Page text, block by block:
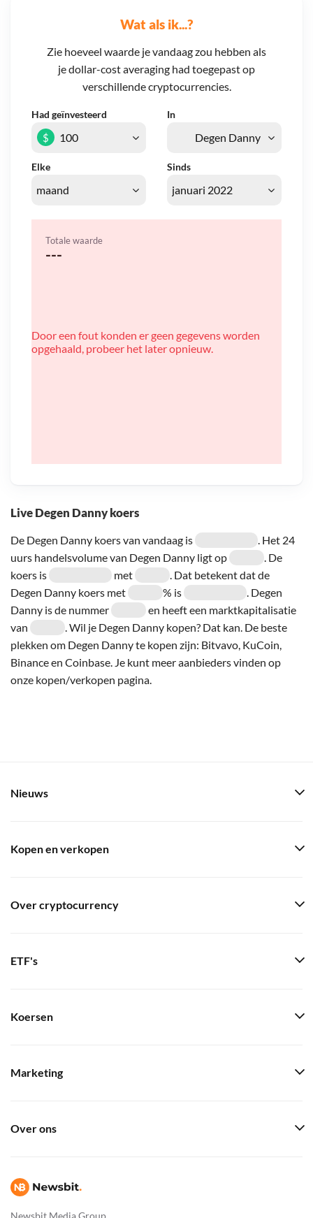
Live Degen Danny koers
De Degen Danny koers van vandaag is
. Het 24
uurs handelsvolume van Degen Danny ligt op
. De
koers is
met
. Dat betekent dat de
Degen Danny koers met
% is
. Degen
Danny is de nummer
en heeft een marktkapitalisatie
van
. Wil je Degen Danny kopen? Dat kan. De beste
plekken om Degen Danny te kopen zijn: Bitvavo, KuCoin,
Binance en Coinbase. Je kunt meer aanbieders vinden op
onze kopen/verkopen pagina.
Wat als ik...?
Zie hoeveel waarde je vandaag zou hebben als
je dollar-cost averaging had toegepast op
verschillende cryptocurrencies.
Had geïnvesteerd In
Elke Sinds
$
Totale waarde
---
Door een fout konden er geen gegevens worden
opgehaald, probeer het later opnieuw.
Newsbit Media Group
Nieuws
Kopen en verkopen
Over cryptocurrency
ETF's
Koersen
Marketing
Over ons